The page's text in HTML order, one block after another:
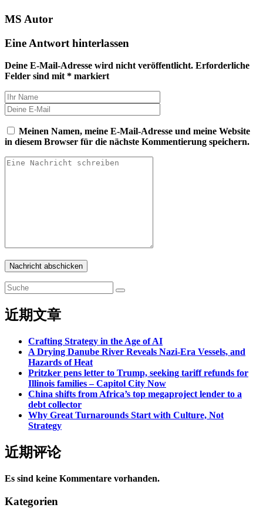
MS Autor
Eine Antwort hinterlassen
Deine E-Mail-Adresse wird nicht veröffentlicht. Erforderliche
Felder sind mit * markiert
Meinen Namen, meine E-Mail-Adresse und meine Website
in diesem Browser für die nächste Kommentierung speichern.
Nachricht abschicken
近期文章
Crafting Strategy in the Age of AI
A Drying Danube River Reveals Nazi-Era Vessels, and
Hazards of Heat
Pritzker pens letter to Trump, seeking tariff refunds for
Illinois families – Capitol City Now
China shifts from Africa’s top megaproject lender to a
debt collector
Why Great Turnarounds Start with Culture, Not
Strategy
近期评论
Es sind keine Kommentare vorhanden.
Kategorien